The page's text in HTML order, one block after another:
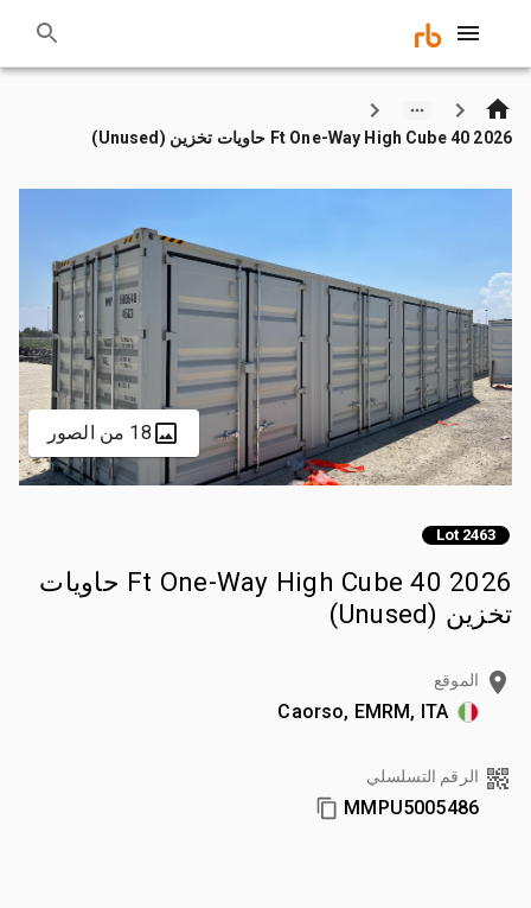
2026 40 Ft One-Way High Cube حاويات تخزين (Unused)
18 من الصور
Lot 2463
2026 40 Ft One-Way High Cube حاويات
تخزين (Unused)
الموقع
Caorso, EMRM, ITA
الرقم التسلسلي
MMPU5005486